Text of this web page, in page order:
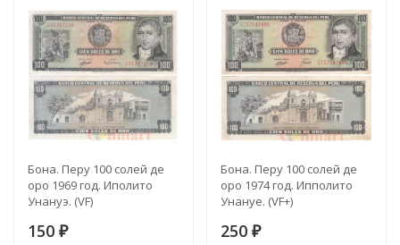
Бона. Перу 100 солей де
оро 1969 год. Иполито
Унануэ. (VF)
150 ₽
Бона. Перу 100 солей де
оро 1974 год. Ипполито
Унануе. (VF+)
250 ₽